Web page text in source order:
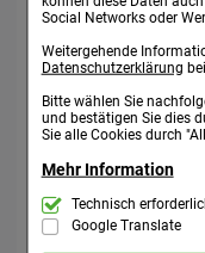
Social Networks oder
Weitergehende
Datenschutzerklärung
Bitte wählen Sie
und bestätigen Sie dies
Sie alle Cookies durch
Mehr Information
Technisch
die Grundfunktionen
Warenkorb,
Technisch
Google Translate
ANZUWENDEN?
procain-Loges 1%
durch einen Arzt
angewendet. Bitte
Arten der Anwendung: